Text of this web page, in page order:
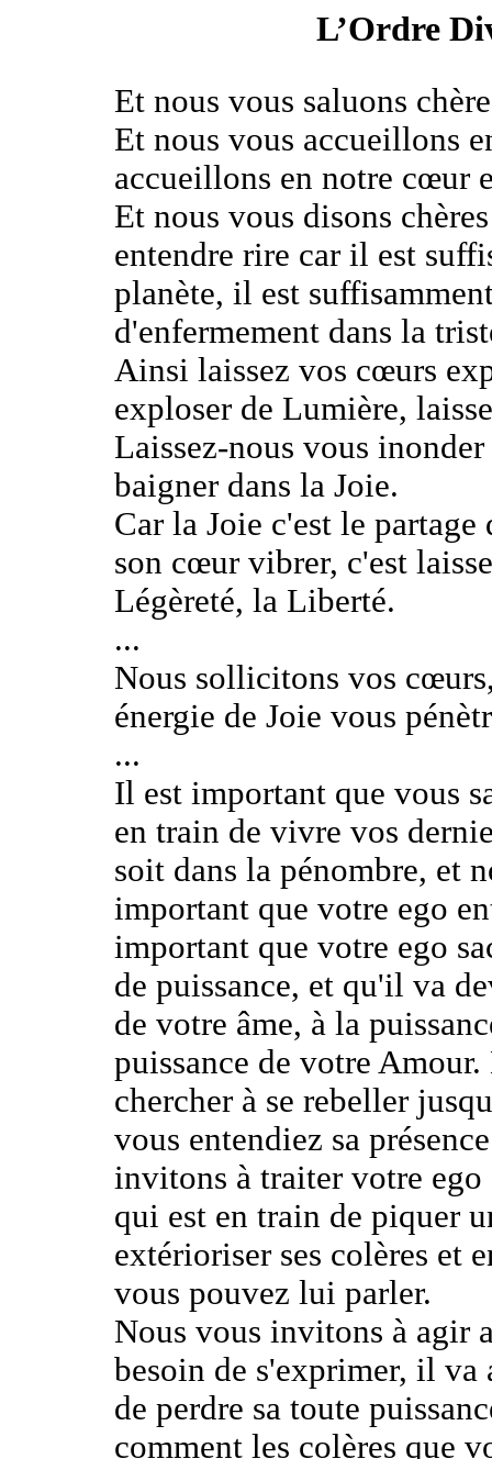
L’Ordre
Et nous vous saluons
Et nous vous accueillons
accueillons en notre cœur
Et nous vous disons
entendre rire car il est
planète, il est
d'enfermement dans la
Ainsi laissez vos cœurs
exploser de Lumière,
Laissez-nous vous
baigner dans la Joie.
Car la Joie c'est le
son cœur vibrer, c'est
Légèreté, la Liberté.
...
Nous sollicitons vos
énergie de Joie vous
...
Il est important que vous
en train de vivre vos
soit dans la pénombre, et
important que votre ego
important que votre ego
de puissance, et qu'il va
de votre âme, à la
puissance de votre
chercher à se rebeller
vous entendiez sa
invitons à traiter votre
qui est en train de piquer
extérioriser ses colères et
vous pouvez lui parler.
Nous vous invitons à agir
besoin de s'exprimer, il
de perdre sa toute
comment les colères que